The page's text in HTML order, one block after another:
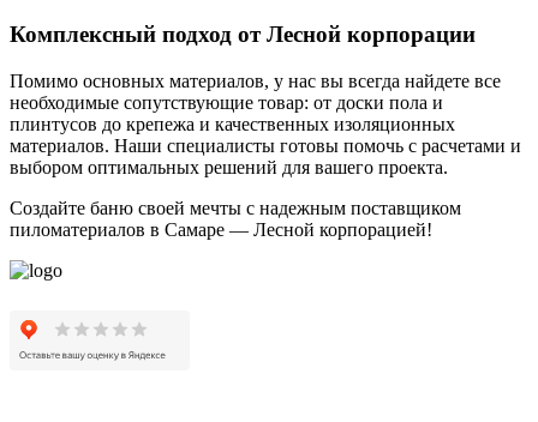
Комплексный подход от Лесной корпорации
Помимо основных материалов, у нас вы всегда найдете все
необходимые сопутствующие товар: от доски пола и
плинтусов до крепежа и качественных изоляционных
материалов. Наши специалисты готовы помочь с расчетами и
выбором оптимальных решений для вашего проекта.
Создайте баню своей мечты с надежным поставщиком
пиломатериалов в Самаре — Лесной корпорацией!